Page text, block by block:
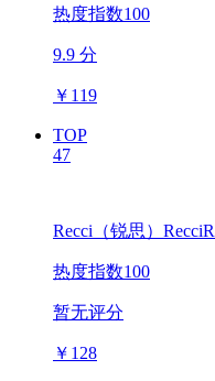
热度指数100
9.9 分
￥ 119
TOP
47
Recci（锐思）
热度指数100
暂无评分
￥ 128